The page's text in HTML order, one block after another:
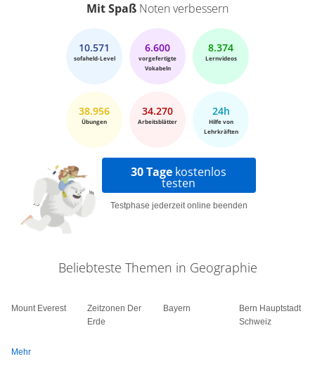
Mit Spaß Noten verbessern
10.571
sofaheld-Level
6.600
vorgefertigte
Vokabeln
8.374
Lernvideos
38.956
Übungen
34.270
Arbeitsblätter
24h
Hilfe von
Lehrkräften
30 Tage kostenlos
testen
Testphase jederzeit online beenden
Beliebteste Themen in Geographie
Mount Everest
Zeitzonen Der
Erde
Bayern
Bern Hauptstadt
Schweiz
Mehr